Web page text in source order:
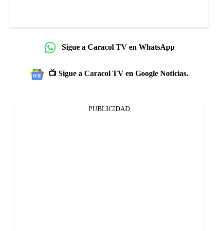
Sigue a Caracol TV en WhatsApp
📺 Sigue a Caracol TV en Google Noticias.
PUBLICIDAD